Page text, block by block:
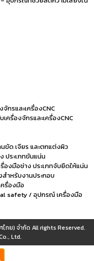
กรและเครื่องCNC
ครื่องจักรและเครื่องCNC
ขัด เจียร และตกแต่งผิว
ประเภทขันแน่น
งมือช่าง ประเภทจับยึดให้แน่น
ำหรับงานประกอบ
รื่องมือ
safety / อุปกรณ์ เครื่องมือ
ไทย) จำกัด All rights Reserved.
Ltd.